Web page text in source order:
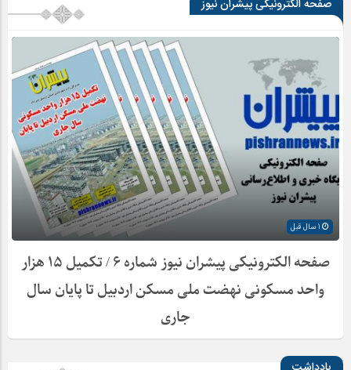
صفحه الکترونیکی پیشران نیوز
صفحه الکترونیکی پیشران نیوز شماره ۶ / تکمیل ۱۵ هزار
واحد مسکونی نهضت ملی مسکن اردبیل تا پایان سال
جاری